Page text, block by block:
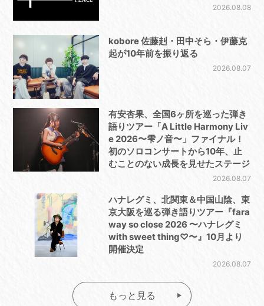
2026.08.08
kobore 佐藤赳・田中そら・伊藤克
起が10年前を振り返る
2026.08.07
有安杏果、全国6ヶ所を巡った弾き
語りツアー「A Little Harmony Liv
e 2026〜雫ノ音〜」ファイナル！
初のソロコンサートから10年、止
むことのない成長を見せたステージ
2026.08.07
ハナレグミ、北関東＆中国山陰、東
京大阪を巡る弾き語りツアー『fara
way so close 2026 〜ハナレグミ
with sweet thing♡〜』10月より
開催決定
2026.08.07
もっと見る